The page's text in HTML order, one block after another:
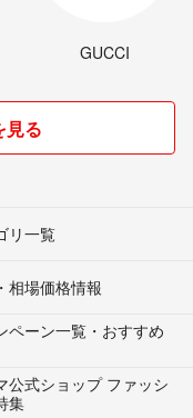
GUCCI
見る
リ一覧
相場価格情報
ペーン一覧・おすすめ
公式ショップ ファッシ
集